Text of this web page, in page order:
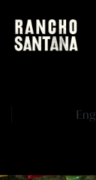
Eng